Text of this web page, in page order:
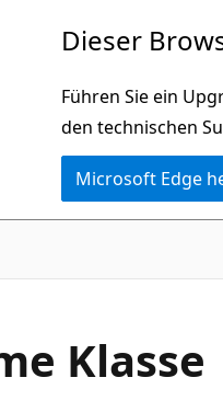
Dieser
Führen Sie ein
den technischen
Microsoft Edge
Klasse